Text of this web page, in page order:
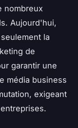
nombreux
Aujourd'hui,
la
de
garantir une
média business
exigeant